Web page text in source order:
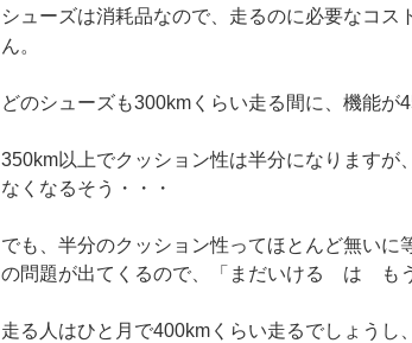
シューズは消耗品なので、 走るのに必要なコス
ん。
どのシューズも300kmくらい走る間に、機能が
350km以上でクッション性は半分になりますが
なくなるそう・・・
でも、半分のクッション性ってほとんど無いに
の問題が出てくるので、「まだいける は もう
走る人はひと月で400kmくらい走るでしょうし